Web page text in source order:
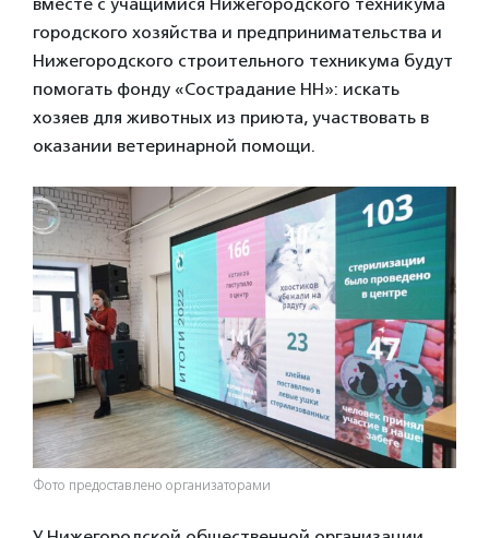
городского хозяйства и предпринимательства и
Нижегородского строительного техникума будут
помогать фонду «Сострадание НН»: искать
хозяев для животных из приюта, участвовать в
оказании ветеринарной помощи.
Фото предоставлено организаторами